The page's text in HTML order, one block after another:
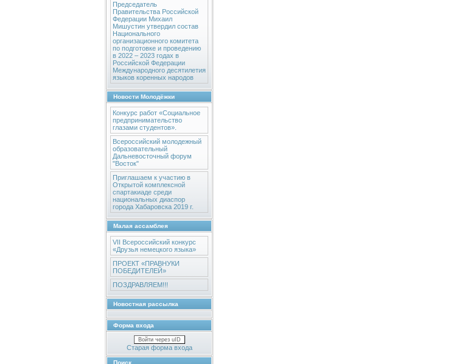
Председатель
Правительства Российской
Федерации Михаил
Мишустин утвердил состав
Национального
организационного комитета
по подготовке и проведению
в 2022 – 2023 годах в
Российской Федерации
Международного десятилетия
языков коренных народов
Новости Молодёжки
Конкурс работ «Социальное
предпринимательство
глазами студентов».
Всероссийский молодежный
образовательный
Дальневосточный форум
"Восток"
Приглашаем к участию в
Открытой комплексной
спартакиаде среди
национальных диаспор
города Хабаровска 2019 г.
Малая ассамблея
VII Всероссийский конкурс
«Друзья немецкого языка»
ПРОЕКТ «ПРАВНУКИ
ПОБЕДИТЕЛЕЙ»
ПОЗДРАВЛЯЕМ!!!
Новостная рассылка
Форма входа
Войти через uID
Старая форма входа
Поиск